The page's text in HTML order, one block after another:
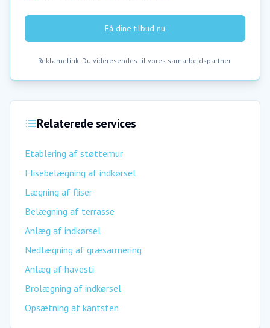
Få dine tilbud nu
Reklamelink. Du videresendes til vores samarbejdspartner.
Relaterede services
Etablering af støttemur
Flisebelægning af indkørsel
Lægning af fliser
Belægning af terrasse
Anlæg af indkørsel
Nedlægning af græsarmering
Anlæg af havesti
Brolægning af indkørsel
Opsætning af kantsten